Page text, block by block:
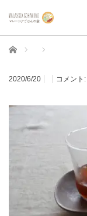
ホーム
2020/6/20 コメント: